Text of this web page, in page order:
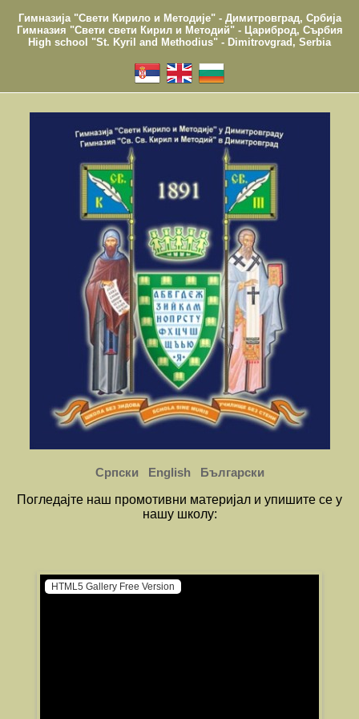
Гимназија "Свети Кирило и Методије" - Димитровград, Србија
Гимназия "Свети свети Кирил и Методий" - Цариброд, Сърбия
High school "St. Kyril and Methodius" - Dimitrovgrad, Serbia
Српски English
Български
Погледајте наш промотивни материјал и упишите се у
нашу школу:
HTML5 Gallery Free Version